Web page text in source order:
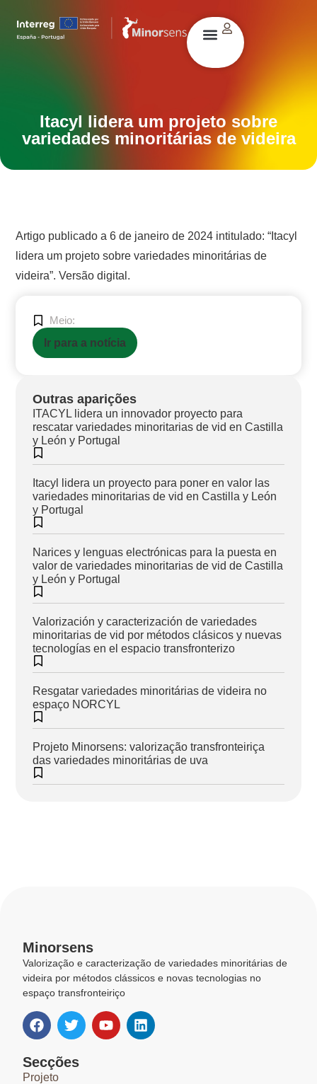
Itacyl lidera um projeto sobre
variedades minoritárias de videira
Artigo publicado a 6 de janeiro de 2024 intitulado: “Itacyl
lidera um projeto sobre variedades minoritárias de
videira”. Versão digital.
Meio:
Ir para a notícia
Outras aparições
ITACYL lidera un innovador proyecto para
rescatar variedades minoritarias de vid en Castilla
y León y Portugal
Itacyl lidera un proyecto para poner en valor las
variedades minoritarias de vid en Castilla y León
y Portugal
Narices y lenguas electrónicas para la puesta en
valor de variedades minoritarias de vid de Castilla
y León y Portugal
Valorización y caracterización de variedades
minoritarias de vid por métodos clásicos y nuevas
tecnologías en el espacio transfronterizo
Resgatar variedades minoritárias de videira no
espaço NORCYL
Projeto Minorsens: valorização transfronteiriça
das variedades minoritárias de uva
Minorsens
Valorização e caracterização de variedades minoritárias de
videira por métodos clássicos e novas tecnologias no
espaço transfronteiriço
Secções
Projeto